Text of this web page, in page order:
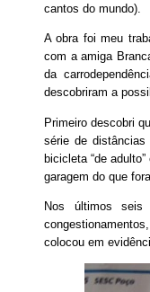
cantos do mundo).
A obra foi meu
com a amiga
da
descobriram a
Primeiro descobri
série de distâncias
bicicleta “de
garagem do que
Nos últimos seis
colocou em